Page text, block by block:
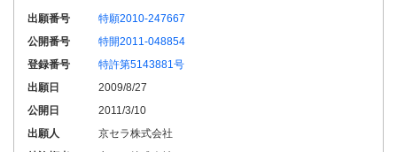
出願番号
特願2010-247667
公開番号
特開2011-048854
登録番号
特許第5143881号
出願日
2009/8/27
公開日
2011/3/10
出願人
京セラ株式会社